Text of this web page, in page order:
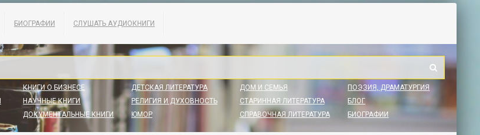
БИОГРАФИИ СЛУШАТЬ АУДИОКНИГИ
КНИГИ О БИЗНЕСЕ
НАУЧНЫЕ КНИГИ
ДОКУМЕНТАЛЬНЫЕ КНИГИ
ДЕТСКАЯ ЛИТЕРАТУРА
РЕЛИГИЯ И ДУХОВНОСТЬ
ЮМОР
ДОМ И СЕМЬЯ
СТАРИННАЯ ЛИТЕРАТУРА
СПРАВОЧНАЯ ЛИТЕРАТУРА
ПОЭЗИЯ, ДРАМАТУРГИЯ
БЛОГ
БИОГРАФИИ